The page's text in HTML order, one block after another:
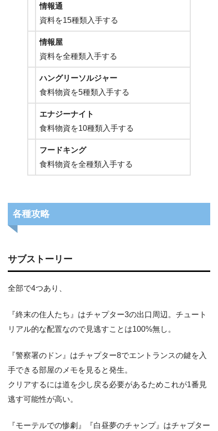
情報通
資料を15種類入手する
情報屋
資料を全種類入手する
ハングリーソルジャー
食料物資を5種類入手する
エナジーナイト
食料物資を10種類入手する
フードキング
食料物資を全種類入手する
各種攻略
サブストーリー
全部で4つあり、
『終末の住人たち』はチャプター3の出口周辺。チュート
リアル的な配置なので見逃すことは100%無し。
『警察署のドン』はチャプター8でエントランスの鍵を入
手できる部屋のメモを見ると発生。
クリアするには道を少し戻る必要があるためこれが1番見
逃す可能性が高い。
『モーテルでの惨劇』『白昼夢のチャンプ』はチャプター